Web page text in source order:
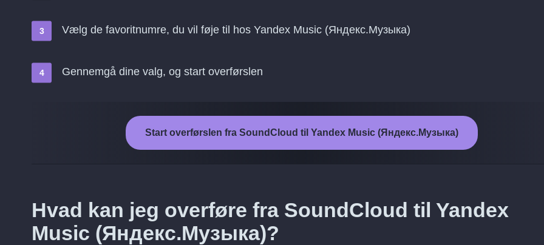
Vælg de favoritnumre, du vil føje til hos Yandex Music (Яндекс.Музыка)
Gennemgå dine valg, og start overførslen
Start overførslen fra SoundCloud til Yandex Music (Яндекс.Музыка)
Hvad kan jeg overføre fra SoundCloud til Yandex
Music (Яндекс.Музыка)?